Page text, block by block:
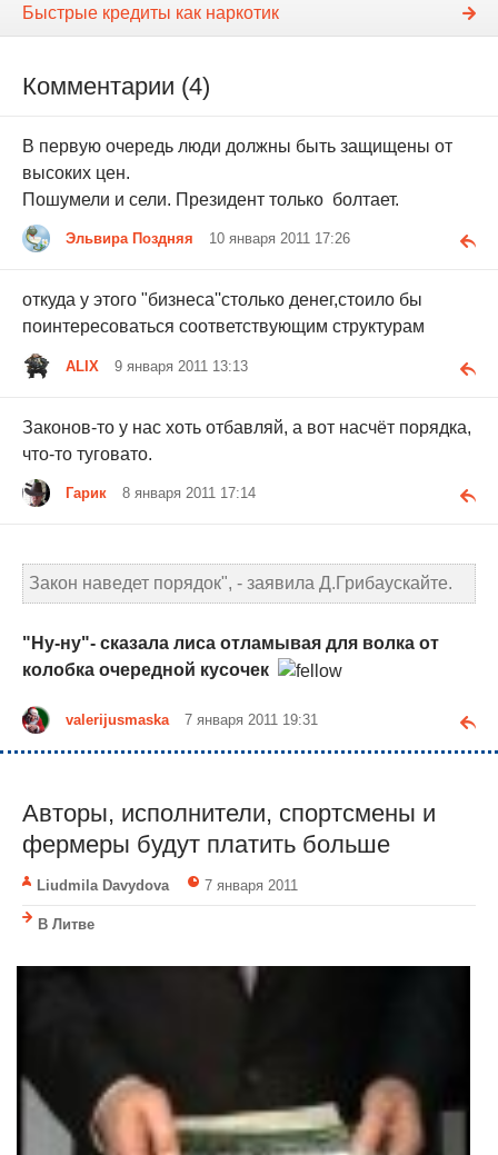
Быстрые кредиты как наркотик
Комментарии (4)
В первую очередь люди должны быть защищены от
высоких цен.
Пошумели и сели. Президент только болтает.
Эльвира Поздняя 10 января 2011 17:26
откуда у этого "бизнеса''столько денег,стоило бы
поинтересоваться соответствующим структурам
ALIX 9 января 2011 13:13
Законов-то у нас хоть отбавляй, а вот насчёт порядка,
что-то туговато.
Гарик 8 января 2011 17:14
Закон наведет порядок", - заявила Д.Грибаускайте.
"Ну-ну"- сказала лиса отламывая для волка от
колобка очередной кусочек
valerijusmaska 7 января 2011 19:31
Авторы, исполнители, спортсмены и
фермеры будут платить больше
Liudmila Davydova 7 января 2011
В Литве